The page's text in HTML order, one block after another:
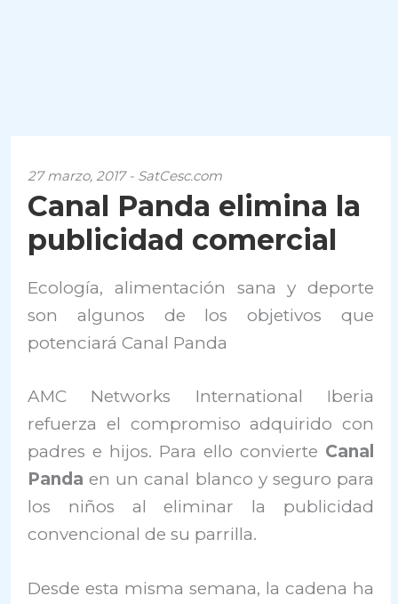
27 marzo, 2017 - SatCesc.com
Canal Panda elimina la
publicidad comercial
Ecología, alimentación sana y deporte
son algunos de los objetivos que
potenciará Canal Panda
AMC Networks International Iberia
refuerza el compromiso adquirido con
padres e hijos. Para ello convierte Canal
Panda en un canal blanco y seguro para
los niños al eliminar la publicidad
convencional de su parrilla.
Desde esta misma semana, la cadena ha